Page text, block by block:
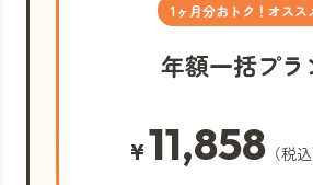
1ヶ月分おトク！オスス
年額一括プラ
¥11,858 （税